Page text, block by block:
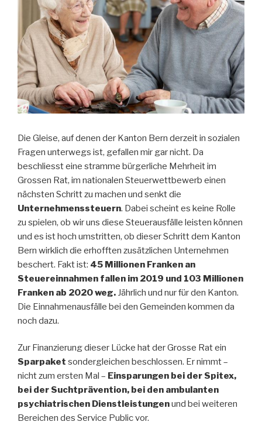
Die Gleise, auf denen der Kanton Bern derzeit in sozialen
Fragen unterwegs ist, gefallen mir gar nicht. Da
beschliesst eine stramme bürgerliche Mehrheit im
Grossen Rat, im nationalen Steuerwettbewerb einen
nächsten Schritt zu machen und senkt die
Unternehmenssteuern. Dabei scheint es keine Rolle
zu spielen, ob wir uns diese Steuerausfälle leisten können
und es ist hoch umstritten, ob dieser Schritt dem Kanton
Bern wirklich die erhofften zusätzlichen Unternehmen
beschert. Fakt ist: 45 Millionen Franken an
Steuereinnahmen fallen im 2019 und 103 Millionen
Franken ab 2020 weg. Jährlich und nur für den Kanton.
Die Einnahmenausfälle bei den Gemeinden kommen da
noch dazu.
Zur Finanzierung dieser Lücke hat der Grosse Rat ein
Sparpaket sondergleichen beschlossen. Er nimmt –
nicht zum ersten Mal – Einsparungen bei der Spitex,
bei der Suchtprävention, bei den ambulanten
psychiatrischen Dienstleistungenund bei weiteren
Bereichen des Service Public vor.